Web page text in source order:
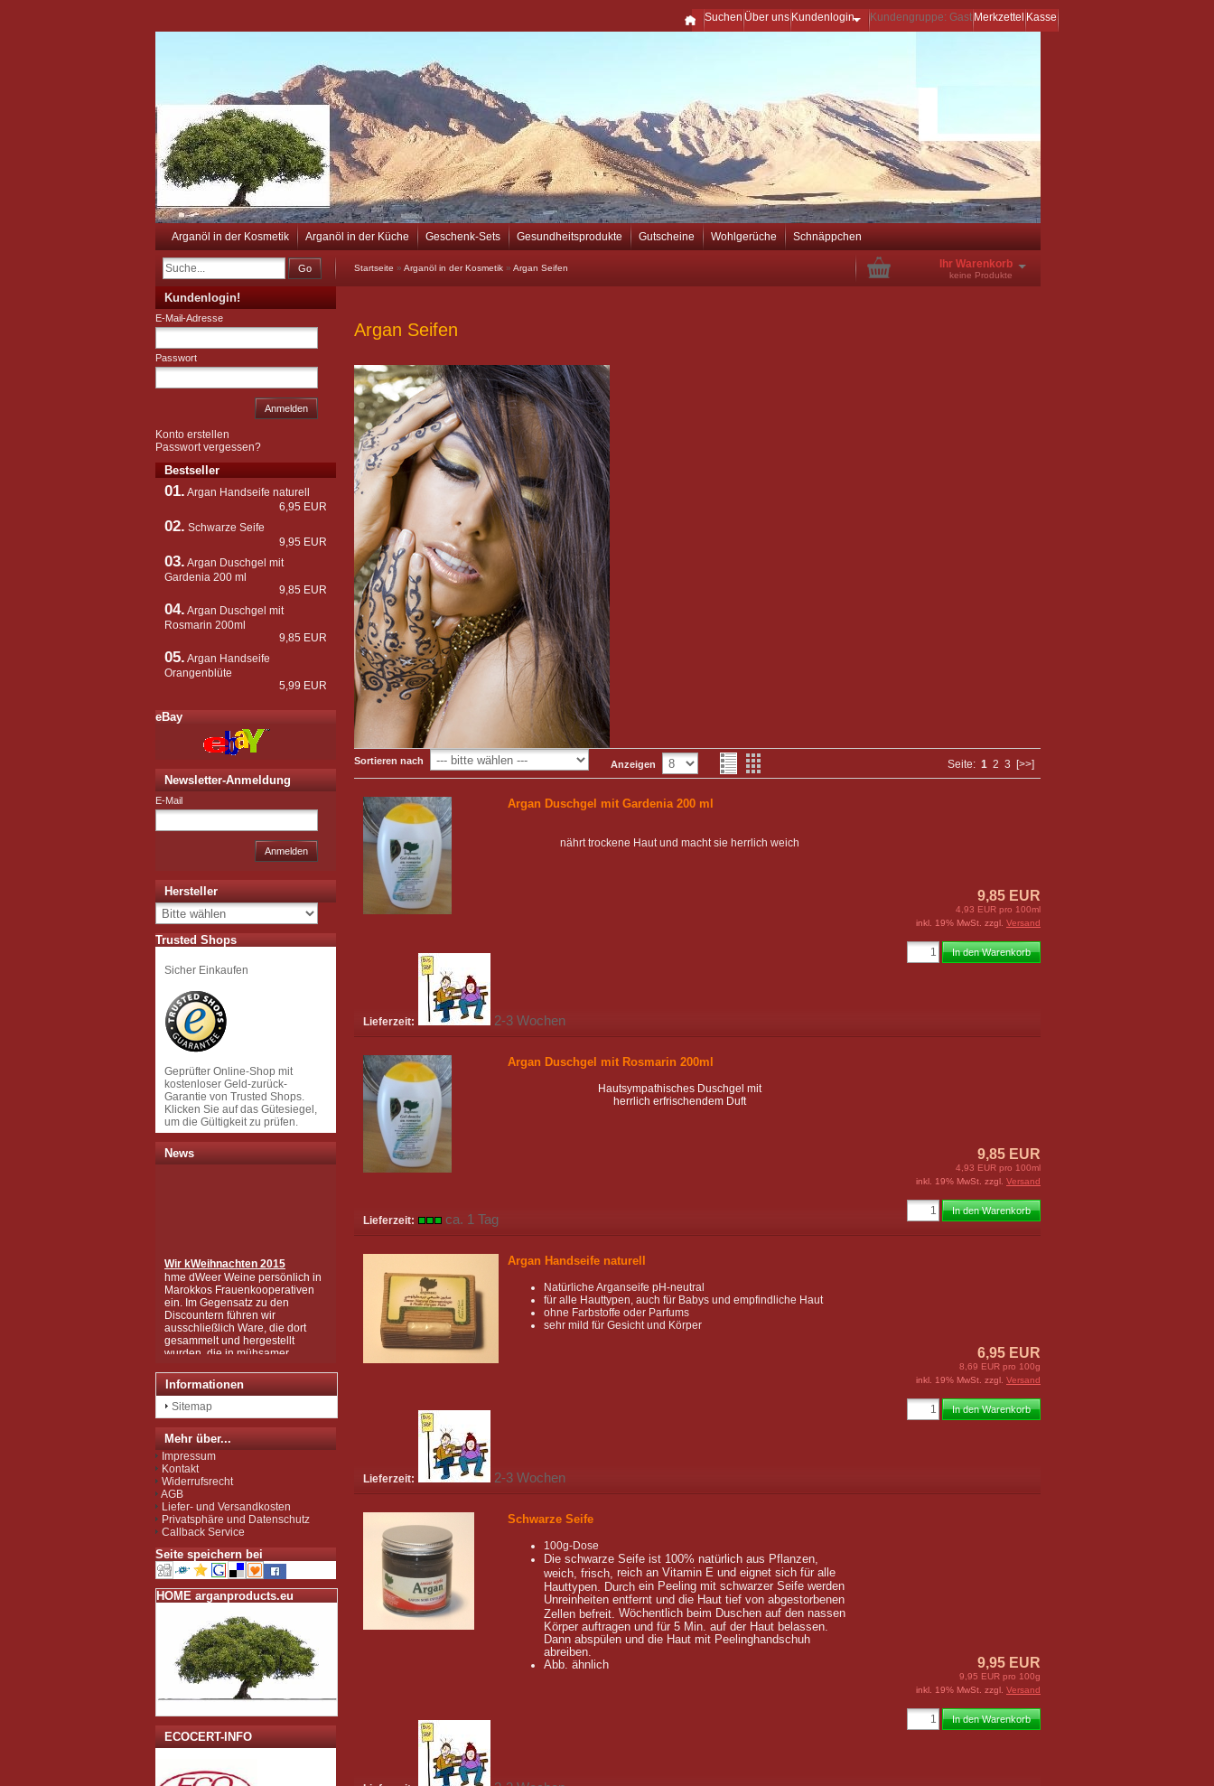
Suchen Über uns Kundenlogin Kundengruppe: Gast Merkzettel Kasse
Arganöl in der Kosmetik Arganöl in der Küche Geschenk-Sets Gesundheitsprodukte Gutscheine Wohlgerüche Schnäppchen
Go Startseite » Arganöl in der Kosmetik » Argan Seifen Ihr Warenkorb
keine Produkte
Argan Seifen
Sortieren nach Anzeigen Seite: 1 2 3 [>>]
Argan Duschgel mit Gardenia 200 ml
nährt trockene Haut und macht sie herrlich weich
9,85 EUR
4,93 EUR pro 100ml
inkl. 19% MwSt. zzgl. Versand
Lieferzeit: 2-3 Wochen
In den Warenkorb
Argan Duschgel mit Rosmarin 200ml
Hautsympathisches Duschgel mit
herrlich erfrischendem Duft
9,85 EUR
4,93 EUR pro 100ml
inkl. 19% MwSt. zzgl. Versand
Lieferzeit: ca. 1 Tag
In den Warenkorb
Argan Handseife naturell
Natürliche Arganseife pH-neutral
für alle Hauttypen, auch für Babys und empfindliche Haut
ohne Farbstoffe oder Parfums
sehr mild für Gesicht und Körper
6,95 EUR
8,69 EUR pro 100g
inkl. 19% MwSt. zzgl. Versand
Lieferzeit: 2-3 Wochen
In den Warenkorb
Schwarze Seife
100g-Dose
Die schwarze Seife ist 100% natürlich aus Pflanzen,
weich, frisch, reich an Vitamin E und eignet sich für alle
Hauttypen. Durch ein Peeling mit schwarzer Seife werden
Unreinheiten entfernt und die Haut tief von abgestorbenen
Zellen befreit. Wöchentlich beim Duschen auf den nassen
Körper auftragen und für 5 Min. auf der Haut belassen.
Dann abspülen und die Haut mit Peelinghandschuh
abreiben.
Abb. ähnlich 9,95 EUR
9,95 EUR pro 100g
inkl. 19% MwSt. zzgl. Versand
In den Warenkorb
Kundenlogin!
E-Mail-Adresse
Passwort
Anmelden
Konto erstellen
Passwort vergessen?
Bestseller
01. Argan Handseife naturell
6,95 EUR
02. Schwarze Seife
9,95 EUR
03. Argan Duschgel mit
Gardenia 200 ml
9,85 EUR
04. Argan Duschgel mit
Rosmarin 200ml
9,85 EUR
05. Argan Handseife
Orangenblüte
5,99 EUR
eBay
Newsletter-Anmeldung
E-Mail
Anmelden
Hersteller
Trusted Shops
Sicher Einkaufen
Geprüfter Online-Shop mit
kostenloser Geld-zurück-
Garantie von Trusted Shops.
Klicken Sie auf das Gütesiegel,
um die Gültigkeit zu prüfen.
News
hme dWeer Weine persönlich in
Marokkos Frauenkooperativen
ein. Im Gegensatz zu den
Discountern führen wir
ausschließlich Ware, die dort
gesammelt und hergestellt
wurden, die in mühsamer
Handarbeit zu den wertvollen
bei uns kaufen können.
Wir sind zudem von der EU als
Importeur zugelassen und
unterliegen der Kontrolle nach
Seit Juli 2012 sind wir für das
Argan Speiseöl BIO-zertifiziert
gemäß EG-Öko-Verordnung
durch DE-ÖKO-037 (Marokko
Landwirtschaft)
Informationen
Sitemap
Mehr über...
Impressum
Kontakt
Widerrufsrecht
AGB
Liefer- und Versandkosten
Privatsphäre und Datenschutz
Callback Service
Seite speichern bei
HOME arganproducts.eu
ECOCERT-INFO